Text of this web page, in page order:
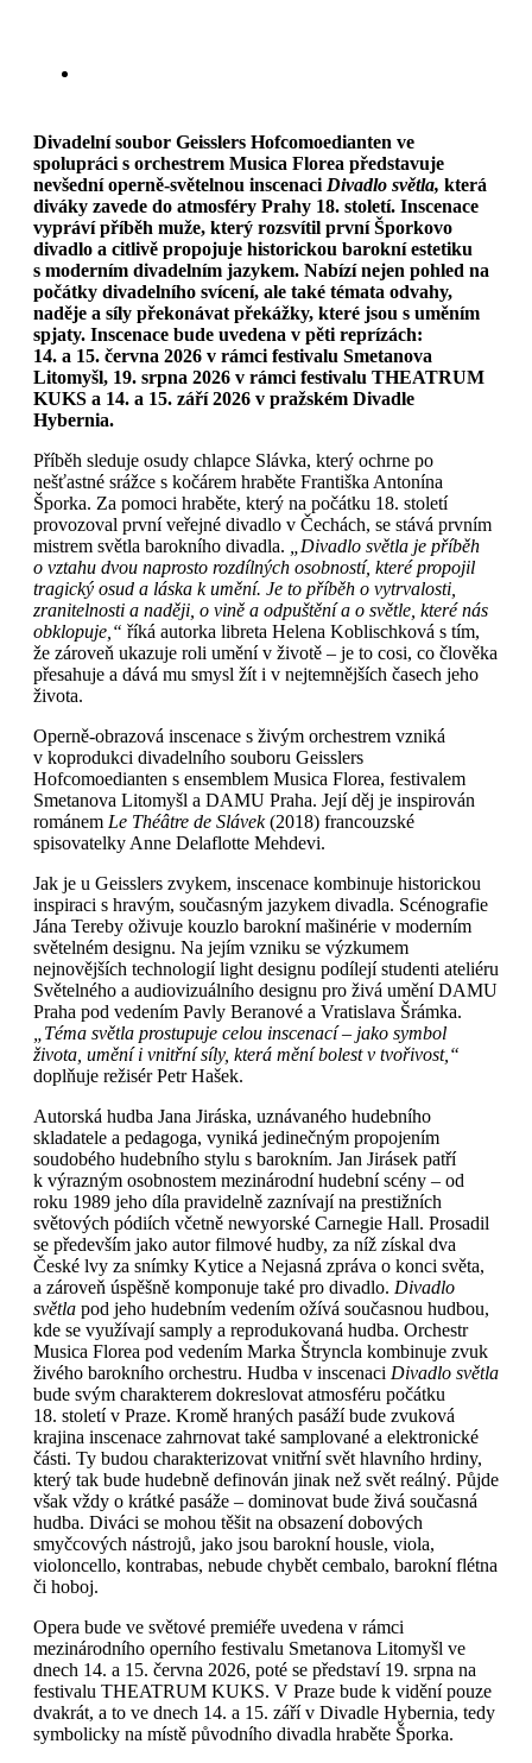
Divadelní soubor Geisslers Hofcomoedianten ve
spolupráci s orchestrem Musica Florea představuje
nevšední operně-světelnou inscenaci Divadlo světla, která
diváky zavede do atmosféry Prahy 18. století. Inscenace
vypráví příběh muže, který rozsvítil první Šporkovo
divadlo a citlivě propojuje historickou barokní estetiku
s moderním divadelním jazykem. Nabízí nejen pohled na
počátky divadelního svícení, ale také témata odvahy,
naděje a síly překonávat překážky, které jsou s uměním
spjaty. Inscenace bude uvedena v pěti reprízách:
14. a 15. června 2026 v rámci festivalu Smetanova
Litomyšl, 19. srpna 2026 v rámci festivalu THEATRUM
KUKS a 14. a 15. září 2026 v pražském Divadle
Hybernia.
Příběh sleduje osudy chlapce Slávka, který ochrne po
nešťastné srážce s kočárem hraběte Františka Antonína
Šporka. Za pomoci hraběte, který na počátku 18. století
provozoval první veřejné divadlo v Čechách, se stává prvním
mistrem světla barokního divadla.
„Divadlo světla je příběh
o vztahu dvou naprosto rozdílných osobností, které propojil
tragický osud a láska k umění. Je to příběh o vytrvalosti,
zranitelnosti a naději, o vině a odpuštění a o světle, které nás
obklopuje,“ říká autorka libreta Helena Koblischková s tím,
že zároveň ukazuje roli umění v životě – je to cosi, co člověka
přesahuje a dává mu smysl žít i v nejtemnějších časech jeho
života.
Operně-obrazová inscenace s živým orchestrem vzniká
v koprodukci divadelního souboru Geisslers
Hofcomoedianten s ensemblem Musica Florea, festivalem
Smetanova Litomyšl a DAMU Praha. Její děj je inspirován
románem Le Théâtre de Slávek(2018) francouzské
spisovatelky Anne Delaflotte Mehdevi.
Jak je u Geisslers zvykem, inscenace kombinuje historickou
inspiraci s hravým, současným jazykem divadla. Scénografie
Jána Tereby oživuje kouzlo barokní mašinérie v moderním
světelném designu. Na jejím vzniku se výzkumem
nejnovějších technologií light designu podílejí studenti ateliéru
Světelného a audiovizuálního designu pro živá umění DAMU
Praha pod vedením Pavly Beranové a Vratislava Šrámka.
„Téma světla prostupuje celou inscenací – jako symbol
života, umění i vnitřní síly, která mění bolest v tvořivost,“
doplňuje režisér Petr Hašek.
Autorská hudba Jana Jiráska, uznávaného hudebního
skladatele a pedagoga, vyniká jedinečným propojením
soudobého hudebního stylu s barokním. Jan Jirásek patří
k výrazným osobnostem mezinárodní hudební scény – od
roku 1989 jeho díla pravidelně zaznívají na prestižních
světových pódiích včetně newyorské Carnegie Hall. Prosadil
se především jako autor filmové hudby, za níž získal dva
České lvy za snímky Kytice a Nejasná zpráva o konci světa,
a zároveň úspěšně komponuje také pro divadlo. Divadlo
světla pod jeho hudebním vedením ožívá současnou hudbou,
kde se využívají samply a reprodukovaná hudba. Orchestr
Musica Florea pod vedením Marka Štryncla kombinuje zvuk
živého barokního orchestru. Hudba v inscenaci Divadlo světla
bude svým charakterem dokreslovat atmosféru počátku
18. století v Praze. Kromě hraných pasáží bude zvuková
krajina inscenace zahrnovat také samplované a elektronické
části. Ty budou charakterizovat vnitřní svět hlavního hrdiny,
který tak bude hudebně definován jinak než svět reálný. Půjde
však vždy o krátké pasáže – dominovat bude živá současná
hudba. Diváci se mohou těšit na obsazení dobových
smyčcových nástrojů, jako jsou barokní housle, viola,
violoncello, kontrabas, nebude chybět cembalo, barokní flétna
či hoboj.
Opera bude ve světové premiéře uvedena v rámci
mezinárodního operního festivalu Smetanova Litomyšl ve
dnech 14. a 15. června 2026, poté se představí 19. srpna na
festivalu THEATRUM KUKS. V Praze bude k vidění pouze
dvakrát, a to ve dnech 14. a 15. září v Divadle Hybernia, tedy
symbolicky na místě původního divadla hraběte Šporka.